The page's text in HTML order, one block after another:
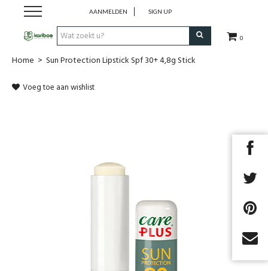
0
AANMELDEN SIGN UP
Cadeaubon
Home > Sun Protection Lipstick Spf 30+ 4,8g Stick
Voeg toe aan wishlist